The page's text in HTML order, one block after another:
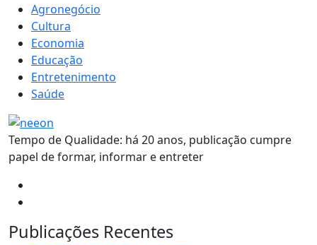
Agronegócio
Cultura
Economia
Educação
Entretenimento
Saúde
Tempo de Qualidade: há 20 anos, publicação cumpre
papel de formar, informar e entreter
Publicações Recentes